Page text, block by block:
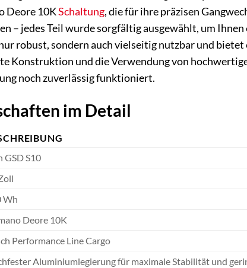
Deore 10KSchaltung, die für ihre präzisen
– jedes Teil wurde sorgfältig ausgewählt, um
robust, sondern auch vielseitig nutzbar und
Konstruktion und die Verwendung von
noch zuverlässig funktioniert.
im Detail
GSD S10
Wh
Deore 10K
Performance Line Cargo
Aluminiumlegierung für maximale Stabilität und